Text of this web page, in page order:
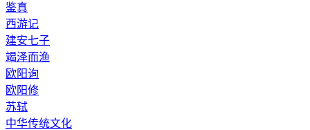
鉴真
西游记
建安七子
竭泽而渔
欧阳询
欧阳修
苏轼
中华传统文化